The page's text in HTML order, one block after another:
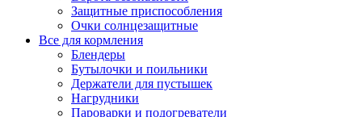
Защитные приспособления
Очки солнцезащитные
Все для кормления
Блендеры
Бутылочки и поильники
Держатели для пустышек
Нагрудники
Пароварки и подогреватели